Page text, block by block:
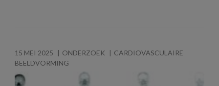
15 MEI 2025 ONDERZOEK
CARDIOVASCULAIRE
BEELDVORMING